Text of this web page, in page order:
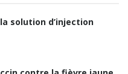
solution d’injection